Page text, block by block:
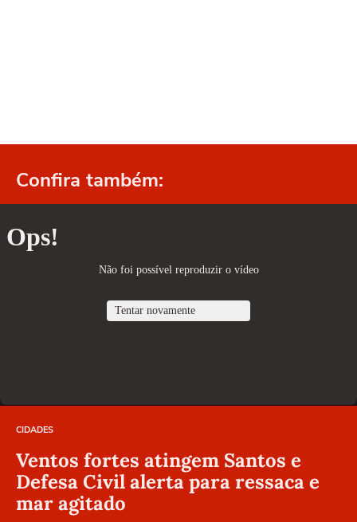
Confira também:
CIDADES
Ventos fortes atingem Santos e
Defesa Civil alerta para ressaca e
mar agitado